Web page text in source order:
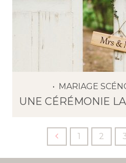
MARIAGE
UNE CÉRÉMONIE
1 2